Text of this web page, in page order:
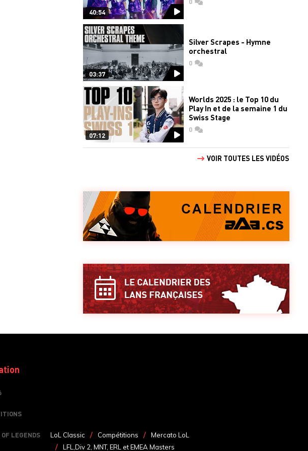
40:54
03:37
Silver Scrapes - Hymne
orchestral
0commentaires
07:12
Worlds 2025 : le Top 10 du
Play In et de la semaine 1 du
Swiss Stage
0commentaires
VOIR TOUTES LES VIDÉOS
LEGENDS LoL Classic Compétitions
Mercato LoL
LFL,Div 2, MNT, ERL et EMEA Masters